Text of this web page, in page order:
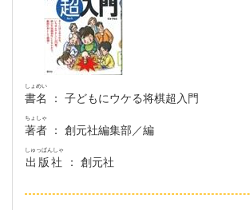
書名
しょめい
： 子どもにウケる将棋超入門
著者
ちょしゃ
： 創元社編集部／編
出版社
しゅっぱんしゃ
： 創元社